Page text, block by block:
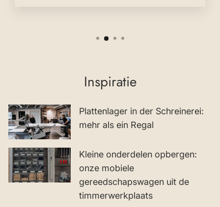
Inspiratie
Plattenlager in der Schreinerei:
mehr als ein Regal
Kleine onderdelen opbergen:
onze mobiele
gereedschapswagen uit de
timmerwerkplaats